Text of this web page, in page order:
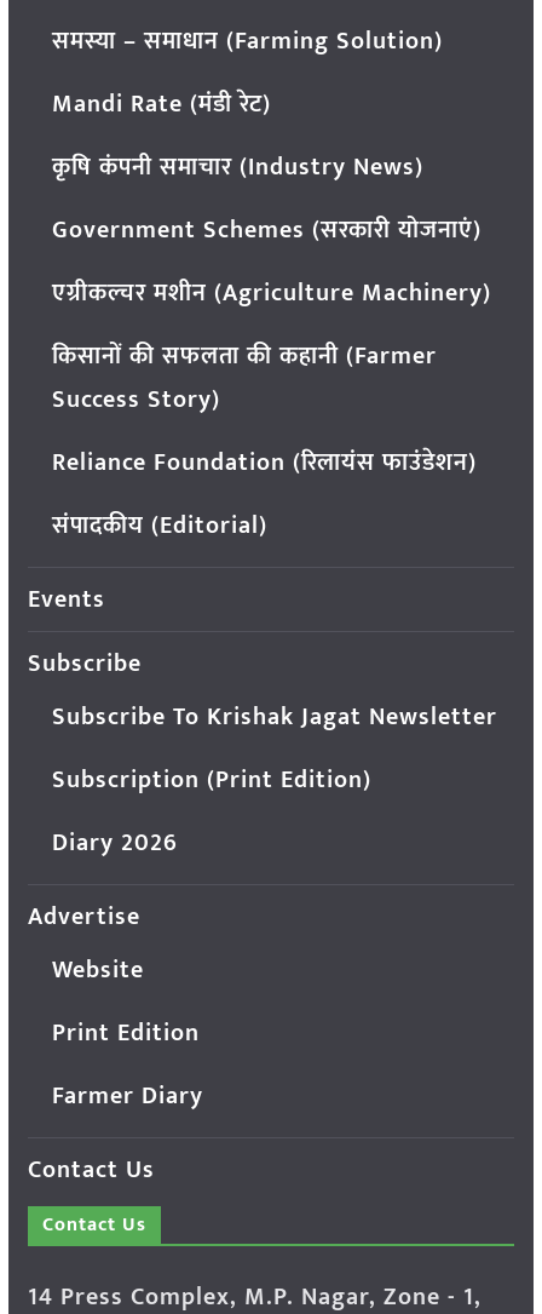
समस्या – समाधान (Farming Solution)
Mandi Rate (मंडी रेट)
कृषि कंपनी समाचार (Industry News)
Government Schemes (सरकारी योजनाएं)
एग्रीकल्चर मशीन (Agriculture Machinery)
किसानों की सफलता की कहानी (Farmer
Success Story)
Reliance Foundation (रिलायंस फाउंडेशन)
संपादकीय (Editorial)
Events
Subscribe
Subscribe To Krishak Jagat Newsletter
Subscription (Print Edition)
Diary 2026
Advertise
Website
Print Edition
Farmer Diary
Contact Us
Contact Us
14 Press Complex, M.P. Nagar, Zone - 1,